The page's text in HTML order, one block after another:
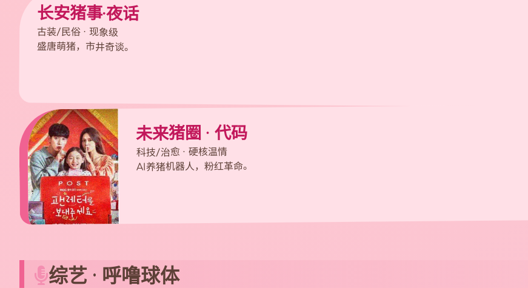
长安猪事·夜话
古装/民俗 · 现象级
盛唐萌猪，市井奇谈。
未来猪圈 · 代码
科技/治愈 · 硬核温情
AI养猪机器人，粉红革命。
综艺 · 呼噜球体